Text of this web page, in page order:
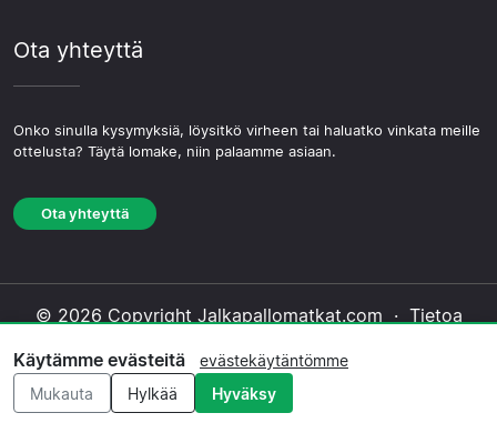
Ota yhteyttä
Onko sinulla kysymyksiä, löysitkö virheen tai haluatko vinkata meille
ottelusta? Täytä lomake, niin palaamme asiaan.
Ota yhteyttä
© 2026 Copyright Jalkapallomatkat.com · Tietoa
Evästekäytäntö·Toimituksellinen käytäntö
Käytämme evästeitä
evästekäytäntömme
Mukauta
Hylkää Hyväksy